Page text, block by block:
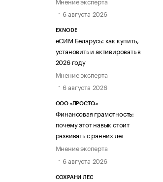
6 августа 2026
EXNODE
еСИМ Беларусь: как купить,
установить и активировать в
2026 году
Мнение эксперта
6 августа 2026
ООО «ПРОСТО.»
Финансовая грамотность:
почему этот навык стоит
развивать с ранних лет
Мнение эксперта
6 августа 2026
СОХРАНИ ЛЕС